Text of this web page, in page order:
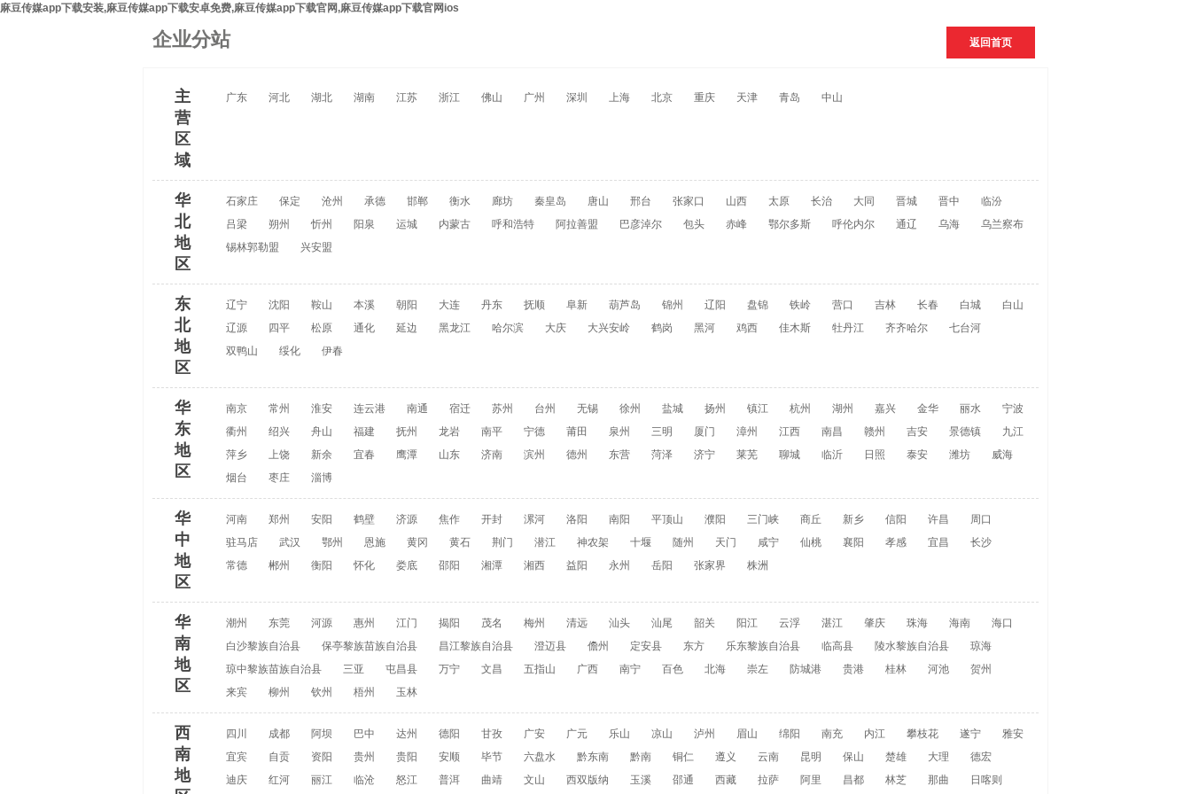
麻豆传媒app下载安装,麻豆传媒app下载安卓免费,麻豆传媒app下载官网,麻豆传媒app下载官网ios
企业分站 返回首页
主
营
区
域
广东 河北 湖北 湖南 江苏 浙江 佛山 广州 深圳 上海 北京 重庆 天津 青岛 中山
华
北
地
区
石家庄 保定 沧州 承德 邯郸 衡水 廊坊 秦皇岛 唐山 邢台 张家口 山西 太原 长治 大同 晋城 晋中
临汾
吕梁
朔州 忻州 阳泉 运城 内蒙古 呼和浩特 阿拉善盟 巴彦淖尔 包头 赤峰 鄂尔多斯 呼伦内尔 通辽 乌海
乌兰察布
锡林郭勒盟
兴安盟
东
北
地
区
辽宁 沈阳 鞍山 本溪 朝阳 大连 丹东 抚顺 阜新 葫芦岛 锦州 辽阳 盘锦 铁岭 营口 吉林 长春 白城
白山
辽源
四平 松原 通化 延边 黑龙江 哈尔滨 大庆 大兴安岭 鹤岗 黑河 鸡西 佳木斯 牡丹江 齐齐哈尔
七台河
双鸭山
绥化 伊春
华
东
地
区
南京 常州 淮安 连云港 南通 宿迁 苏州 台州 无锡 徐州 盐城 扬州 镇江 杭州 湖州 嘉兴 金华 丽水
宁波
衢州
绍兴 舟山 福建 抚州 龙岩 南平 宁德 莆田 泉州 三明 厦门 漳州 江西 南昌 赣州 吉安 景德镇
九江
萍乡
上饶 新余 宜春 鹰潭 山东 济南 滨州 德州 东营 菏泽 济宁 莱芜 聊城 临沂 日照 泰安 潍坊
威海
烟台
枣庄 淄博
华
中
地
区
河南 郑州 安阳 鹤壁 济源 焦作 开封 漯河 洛阳 南阳 平顶山 濮阳 三门峡 商丘 新乡 信阳 许昌
周口
驻马店
武汉 鄂州 恩施 黄冈 黄石 荆门 潜江 神农架 十堰 随州 天门 咸宁 仙桃 襄阳 孝感 宜昌
长沙
常德
郴州 衡阳 怀化 娄底 邵阳 湘潭 湘西 益阳 永州 岳阳 张家界 株洲
华
南
地
区
潮州 东莞 河源 惠州 江门 揭阳 茂名 梅州 清远 汕头 汕尾 韶关 阳江 云浮 湛江 肇庆 珠海 海南
海口
白沙黎族自治县
保亭黎族苗族自治县 昌江黎族自治县 澄迈县 儋州 定安县 东方 乐东黎族自治县 临高县 陵水黎族自治县
琼海
琼中黎族苗族自治县
三亚 屯昌县 万宁 文昌 五指山 广西 南宁 百色 北海 崇左 防城港 贵港 桂林 河池
贺州
来宾
柳州 钦州 梧州 玉林
西
南
地
四川 成都 阿坝 巴中 达州 德阳 甘孜 广安 广元 乐山 凉山 泸州 眉山 绵阳 南充 内江 攀枝花 遂宁
雅安
宜宾
自贡 资阳 贵州 贵阳 安顺 毕节 六盘水 黔东南 黔南 铜仁 遵义 云南 昆明 保山 楚雄 大理
德宏
迪庆
红河 丽江 临沧 怒江 普洱 曲靖 文山 西双版纳 玉溪 邵通 西藏 拉萨 阿里 昌都 林芝 那曲 日喀则